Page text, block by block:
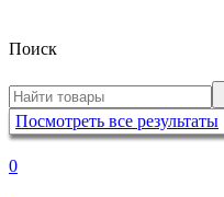
Поиск
Посмотреть все результаты
0